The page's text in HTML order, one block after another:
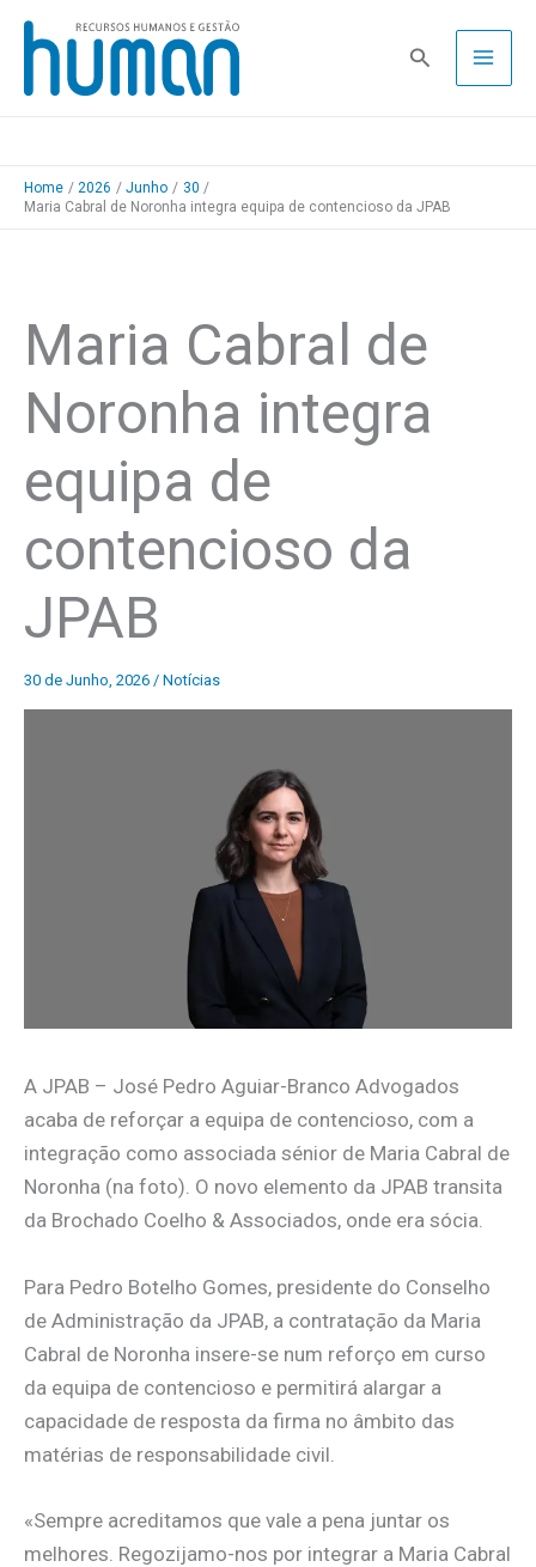
Skip
content
Pesquisa
Home 2026 Junho
30
Maria Cabral de Noronha integra equipa de contencioso da JPAB
Maria Cabral de
Noronha integra
equipa de
contencioso da
JPAB
30 de Junho, 2026 / Notícias
A JPAB – José Pedro Aguiar-Branco Advogados
acaba de reforçar a equipa de contencioso, com a
integração como associada sénior de Maria Cabral de
Noronha (na foto). O novo elemento da JPAB transita
da Brochado Coelho & Associados, onde era sócia.
Para Pedro Botelho Gomes, presidente do Conselho
de Administração da JPAB, a contratação da Maria
Cabral de Noronha insere-se num reforço em curso
da equipa de contencioso e permitirá alargar a
capacidade de resposta da firma no âmbito das
matérias de responsabilidade civil.
«Sempre acreditamos que vale a pena juntar os
melhores. Regozijamo-nos por integrar a Maria Cabral